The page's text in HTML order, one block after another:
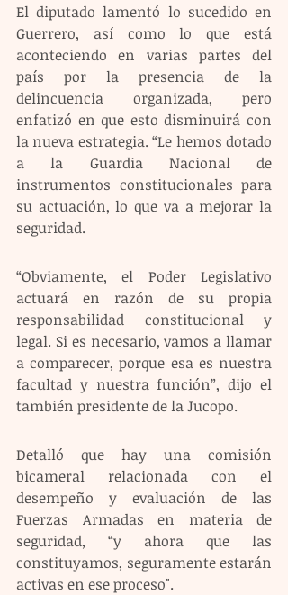
El diputado lamentó lo sucedido en
Guerrero, así como lo que está
aconteciendo en varias partes del
país por la presencia de la
delincuencia organizada, pero
enfatizó en que esto disminuirá con
la nueva estrategia. “Le hemos dotado
a la Guardia Nacional de
instrumentos constitucionales para
su actuación, lo que va a mejorar la
seguridad.
“Obviamente, el Poder Legislativo
actuará en razón de su propia
responsabilidad constitucional y
legal. Si es necesario, vamos a llamar
a comparecer, porque esa es nuestra
facultad y nuestra función”, dijo el
también presidente de la Jucopo.
Detalló que hay una comisión
bicameral relacionada con el
desempeño y evaluación de las
Fuerzas Armadas en materia de
seguridad, “y ahora que las
constituyamos, seguramente estarán
activas en ese proceso".